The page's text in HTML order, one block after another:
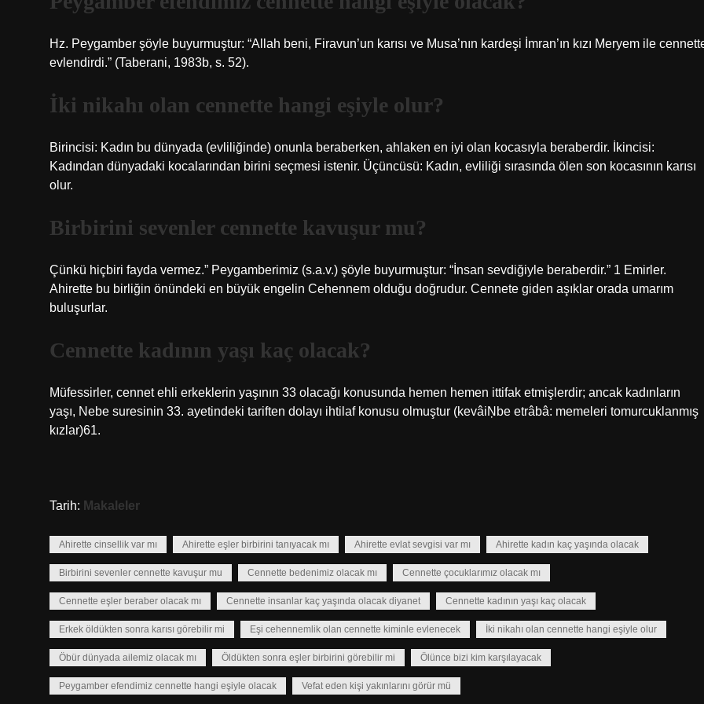
Hz. Peygamber şöyle buyurmuştur: “Allah beni, Firavun’un karısı ve Musa’nın kardeşi İmran’ın kızı Meryem ile
evlendirdi.” (Taberani, 1983b, s. 52).
İki nikahı olan cennette hangi eşiyle olur?
Birincisi: Kadın bu dünyada (evliliğinde) onunla beraberken, ahlaken en iyi olan kocasıyla beraberdir. İkincisi:
Kadından dünyadaki kocalarından birini seçmesi istenir. Üçüncüsü: Kadın, evliliği sırasında ölen son kocasının karısı
olur.
Birbirini sevenler cennette kavuşur mu?
Çünkü hiçbiri fayda vermez.” Peygamberimiz (s.a.v.) şöyle buyurmuştur: “İnsan sevdiğiyle beraberdir.” 1 Emirler.
Ahirette bu birliğin önündeki en büyük engelin Cehennem olduğu doğrudur. Cennete giden aşıklar orada umarım
buluşurlar.
Cennette kadının yaşı kaç olacak?
Müfessirler, cennet ehli erkeklerin yaşının 33 olacağı konusunda hemen hemen ittifak etmişlerdir; ancak kadınların
yaşı, Nebe suresinin 33. ayetindeki tariften dolayı ihtilaf konusu olmuştur (kevâiŅbe etrâbâ: memeleri tomurcuklanmış
kızlar)61.
Tarih: Makaleler
Ahirette cinsellik var mı Ahirette eşler birbirini tanıyacak mı Ahirette evlat sevgisi var mı Ahirette kadın kaç yaşında olacak
Birbirini sevenler cennette kavuşur mu Cennette bedenimiz olacak mı Cennette çocuklarımız olacak mı
Cennette eşler beraber olacak mı Cennette insanlar kaç yaşında olacak diyanet Cennette kadının yaşı kaç olacak
Erkek öldükten sonra karısı görebilir mi Eşi cehennemlik olan cennette kiminle evlenecek İki nikahı olan cennette hangi eşiyle olur
Öbür dünyada ailemiz olacak mı Öldükten sonra eşler birbirini görebilir mi Ölünce bizi kim karşılayacak
Peygamber efendimiz cennette hangi eşiyle olacak Vefat eden kişi yakınlarını görür mü